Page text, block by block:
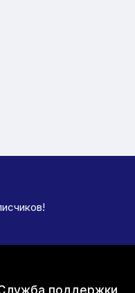
поддержки